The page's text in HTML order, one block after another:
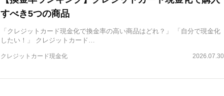
すべき5つの商品
「クレジットカード現金化で換金率の高い商品はどれ？」 「自分で現金化
したい！」 クレジットカード…
2026.07.30
クレジットカード現金化